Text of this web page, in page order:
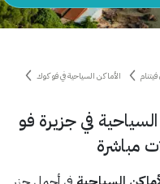
الأماكن السياحية في فو كوك
في جزيرة فو
مباشرة